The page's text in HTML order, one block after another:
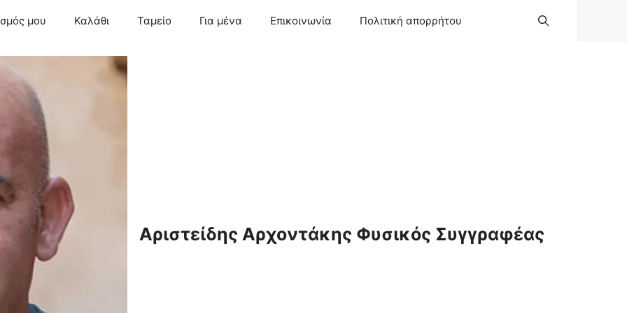
μου Καλάθι Ταμείο Για μένα Επικοινωνία Πολιτική απορρήτου
Αριστείδης Αρχοντάκης Φυσικός Συγγραφέας